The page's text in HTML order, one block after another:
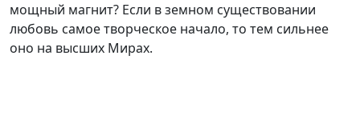
мощный магнит? Если в земном существовании
любовь самое творческое начало, то тем сильнее
оно на высших Мирах.